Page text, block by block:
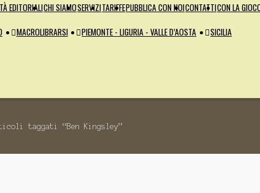
EDITORIALICHI SIAMOSERVIZITARIFFEPUBBLICA CON NOICONTATTICON LA
MACROLIBRARSI PIEMONTE - LIGURIA - VALLE D’AOSTA SICILIA
taggati “Ben Kingsley”